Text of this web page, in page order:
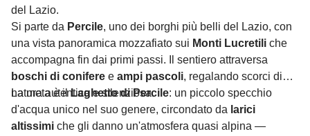
del Lazio.
Si parte da Percile, uno dei borghi più belli del Lazio, con
una vista panoramica mozzafiato sui Monti Lucretili che
accompagna fin dai primi passi. Il sentiero attraversa
boschi di conifere e ampi pascoli, regalando scorci di
natura autentica e silenziosa.
La meta è ilLaghetto di Percile: un piccolo specchio
d'acqua unico nel suo genere, circondato da larici
altissimi che gli danno un'atmosfera quasi alpina —